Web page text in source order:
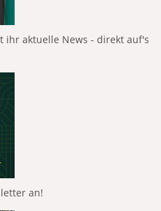
ihr aktuelle News - direkt auf's
an!